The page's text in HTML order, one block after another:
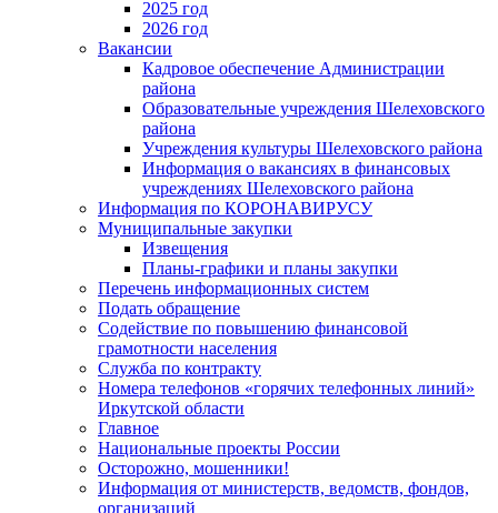
2025 год
2026 год
Вакансии
Кадровое обеспечение Администрации
района
Образовательные учреждения Шелеховского
района
Учреждения культуры Шелеховского района
Информация о вакансиях в финансовых
учреждениях Шелеховского района
Информация по КОРОНАВИРУСУ
Муниципальные закупки
Извещения
Планы-графики и планы закупки
Перечень информационных систем
Подать обращение
Содействие по повышению финансовой
грамотности населения
Служба по контракту
Номера телефонов «горячих телефонных линий»
Иркутской области
Главное
Национальные проекты России
Осторожно, мошенники!
Информация от министерств, ведомств, фондов,
организаций